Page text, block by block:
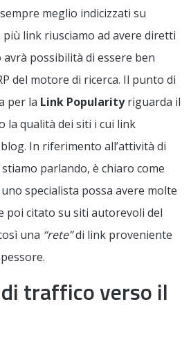
meglio indicizzati su
più link riusciamo ad avere diretti
possibilità di essere ben
del motore di ricerca. Il punto di
per la Link Popularityriguarda il
la qualità dei siti i cui link
In riferimento all’attività di
stiamo parlando, è chiaro come
specialista possa avere molte
poi citato su siti autorevoli del
una “rete”di link proveniente
traffico verso il